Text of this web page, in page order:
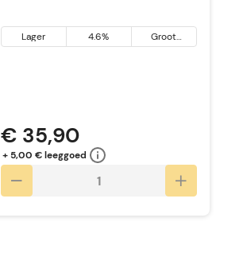
€ 35,90
+ 5,00 € leeggoed
Lager 4.6% Groot
Brittannië